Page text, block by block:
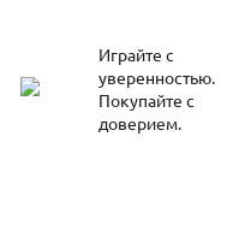
Играйте с
уверенностью.
Покупайте с
доверием.